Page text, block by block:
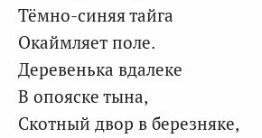
Тёмно-синяя тайга
Окаймляет поле.
Деревенька вдалеке
В опояске тына,
Скотный двор в березняке,